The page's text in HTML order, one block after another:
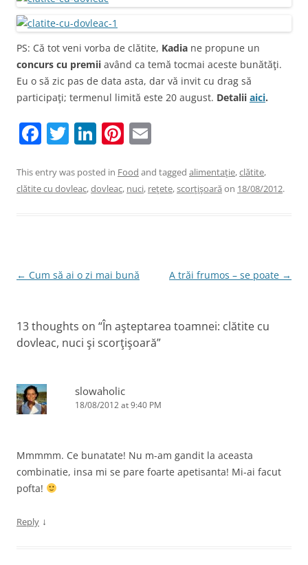
PS: Că tot veni vorba de clătite, Kadia ne propune un
concurs cu premii având ca temă tocmai aceste bunătăţi.
Eu o să zic pas de data asta, dar vă invit cu drag să
participaţi; termenul limită este 20 august. Detalii aici.
F
c
e
o
k
T
itt
er
Li
k
e
Pi
er
e
ai
l
This entry was posted in Food and tagged alimentaţie,clătite,
clătite cu dovleac,dovleac, nuci, reţete,scorţişoară on 18/08/2012.
Post
← Cum să ai o zi mai bună A trăi frumos – se poate →
13 thoughts on “În aşteptarea toamnei: clătite cu
dovleac, nuci şi scorţişoară”
slowaholic
18/08/2012 at 9:40 PM
Mmmmm. Ce bunatate! Nu m-am gandit la aceasta
combinatie, insa mi se pare foarte apetisanta! Mi-ai facut
pofta!
Reply ↓